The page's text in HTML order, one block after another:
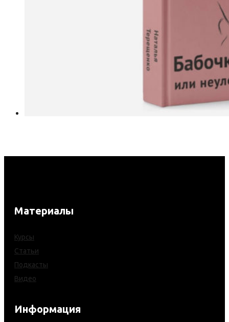
Материалы
Курсы
Статьи
Подкасты
Видео
Информация